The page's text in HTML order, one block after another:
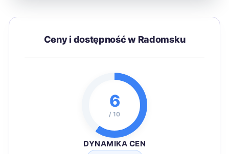
Ceny i dostępność w Radomsku
6
/ 10
DYNAMIKA CEN